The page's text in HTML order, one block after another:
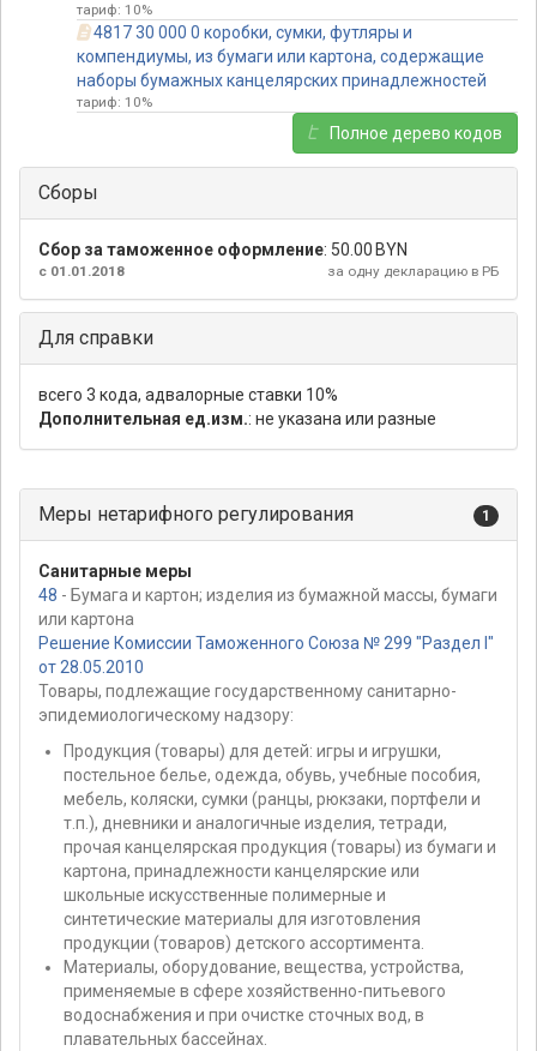
тариф: 10%
4817 30 000 0 коробки, сумки, футляры и
компендиумы, из бумаги или картона, содержащие
наборы бумажных канцелярских принадлежностей
тариф: 10%
Полное дерево кодов
Сборы
Сбор за таможенное оформление: 50.00 BYN
за одну декларацию в РБ
с 01.01.2018
Для справки
всего 3 кода, адвалорные ставки 10%
Дополнительная ед.изм.: не указана или разные
Меры нетарифного регулирования 1
Санитарные меры
48 - Бумага и картон; изделия из бумажной массы, бумаги
или картона
Решение Комиссии Таможенного Союза № 299 "Раздел I"
от 28.05.2010
Товары, подлежащие государственному санитарно-
эпидемиологическому надзору:
Продукция (товары) для детей: игры и игрушки,
постельное белье, одежда, обувь, учебные пособия,
мебель, коляски, сумки (ранцы, рюкзаки, портфели и
т.п.), дневники и аналогичные изделия, тетради,
прочая канцелярская продукция (товары) из бумаги и
картона, принадлежности канцелярские или
школьные искусственные полимерные и
синтетические материалы для изготовления
продукции (товаров) детского ассортимента.
Материалы, оборудование, вещества, устройства,
применяемые в сфере хозяйственно-питьевого
водоснабжения и при очистке сточных вод, в
плавательных бассейнах.